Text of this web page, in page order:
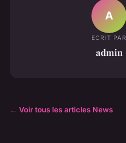
A
ECRIT PAR
admin
← Voir tous les articles News